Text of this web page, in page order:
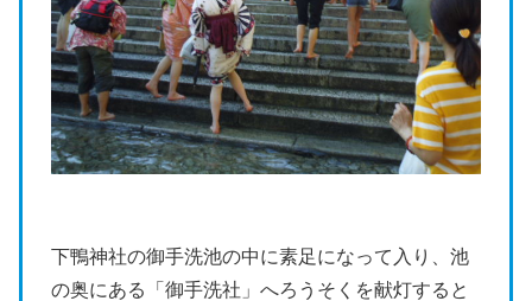
下鴨神社の御手洗池の中に素足になって入り、池
の奥にある「御手洗社」へろうそくを献灯すると